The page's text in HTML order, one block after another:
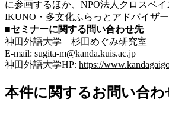
に参画するほか、NPO法人クロスベイ
IKUNO・多文化ふらっとアドバイザー
■セミナーに関する問い合わせ先
神田外語大学 杉田めぐみ研究室
E-mail: sugita-m@kanda.kuis.ac.jp
神田外語大学HP: https://
本件に関するお問い合わ